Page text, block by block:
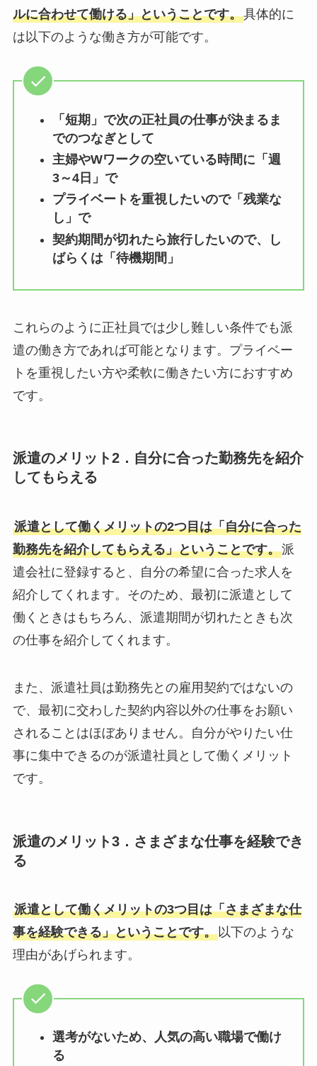
ルに合わせて働ける」ということです。具体的に
は以下のような働き方が可能です。
「短期」で次の正社員の仕事が決まるま
でのつなぎとして
主婦やWワークの空いている時間に「週
3～4日」で
プライベートを重視したいので「残業な
し」で
契約期間が切れたら旅行したいので、し
ばらくは「待機期間」
これらのように正社員では少し難しい条件でも派
遣の働き方であれば可能となります。プライベー
トを重視したい方や柔軟に働きたい方におすすめ
です。
派遣のメリット2．自分に合った勤務先を紹介
してもらえる
派遣として働くメリットの2つ目は「自分に合った
勤務先を紹介してもらえる」ということです。派
遣会社に登録すると、自分の希望に合った求人を
紹介してくれます。そのため、最初に派遣として
働くときはもちろん、派遣期間が切れたときも次
の仕事を紹介してくれます。
また、派遣社員は勤務先との雇用契約ではないの
で、最初に交わした契約内容以外の仕事をお願い
されることはほぼありません。自分がやりたい仕
事に集中できるのが派遣社員として働くメリット
です。
派遣のメリット3．さまざまな仕事を経験でき
る
派遣として働くメリットの3つ目は「さまざまな仕
事を経験できる」ということです。以下のような
理由があげられます。
選考がないため、人気の高い職場で働け
る